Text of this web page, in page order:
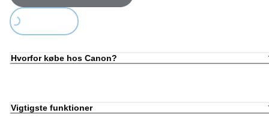
Loading...
Hvorfor købe hos Canon?
Vigtigste funktioner